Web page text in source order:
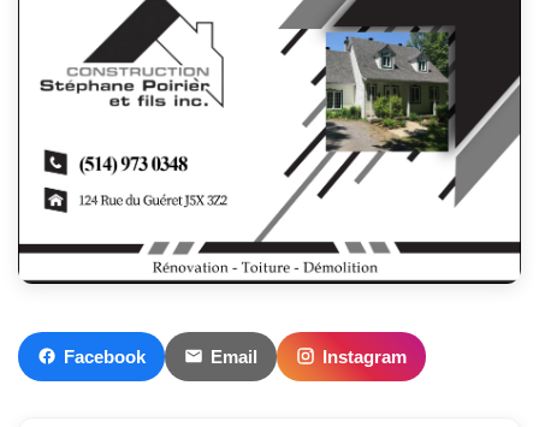
Facebook Email Instagram